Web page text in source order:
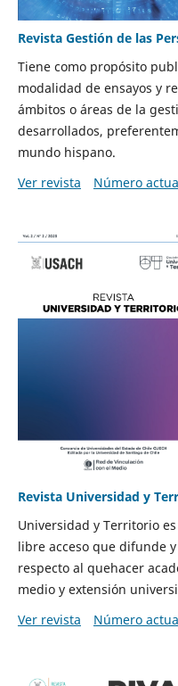
Revista Gestión de las
Tiene como propósito
modalidad de ensayos y
ámbitos o áreas de la
desarrollados,
mundo hispano.
Ver revista
Número
Revista Universidad y
Universidad y Territorio
libre acceso que difunde
respecto al quehacer
medio y extensión
Ver revista
Número